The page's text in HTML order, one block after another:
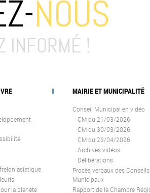
NOUS
INFORMÉ !
asiatique
la planète
MAIRIE ET MUNICIPALITÉ
Conseil Municipal en vidéo
CM du 21/03/2026
CM du 30/03/2026
CM du 23/04/2026
Archives vidéos
Délibérations
Procès verbaux des Conseils
Municipaux
Rapport de la Chambre